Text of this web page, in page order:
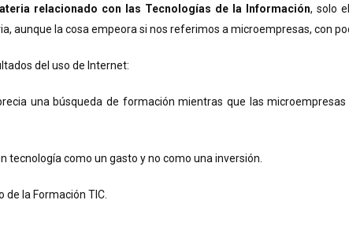
relacionado con las Tecnologías de la Información, solo
aunque la cosa empeora si nos referimos a microempresas, con
del uso de Internet:
una búsqueda de formación mientras que las
tecnología como un gasto y no como una inversión.
la Formación TIC.